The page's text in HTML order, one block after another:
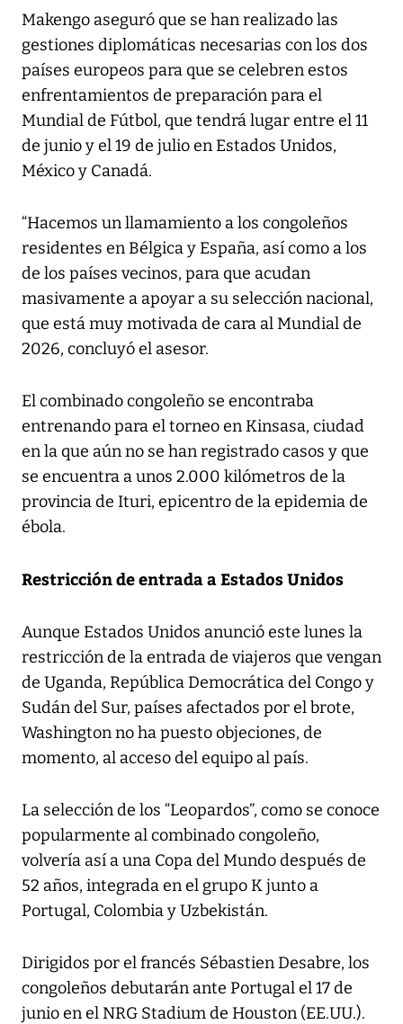
Makengo aseguró que se han realizado las
gestiones diplomáticas necesarias con los dos
países europeos para que se celebren estos
enfrentamientos de preparación para el
Mundial de Fútbol, que tendrá lugar entre el 11
de junio y el 19 de julio en Estados Unidos,
México y Canadá.
“Hacemos un llamamiento a los congoleños
residentes en Bélgica y España, así como a los
de los países vecinos, para que acudan
masivamente a apoyar a su selección nacional,
que está muy motivada de cara al Mundial de
2026, concluyó el asesor.
El combinado congoleño se encontraba
entrenando para el torneo en Kinsasa, ciudad
en la que aún no se han registrado casos y que
se encuentra a unos 2.000 kilómetros de la
provincia de Ituri, epicentro de la epidemia de
ébola.
Restricción de entrada a Estados Unidos
Aunque Estados Unidos anunció este lunes la
restricción de la entrada de viajeros que vengan
de Uganda, República Democrática del Congo y
Sudán del Sur, países afectados por el brote,
Washington no ha puesto objeciones, de
momento, al acceso del equipo al país.
La selección de los “Leopardos”, como se conoce
popularmente al combinado congoleño,
volvería así a una Copa del Mundo después de
52 años, integrada en el grupo K junto a
Portugal, Colombia y Uzbekistán.
Dirigidos por el francés Sébastien Desabre, los
congoleños debutarán ante Portugal el 17 de
junio en el NRG Stadium de Houston (EE.UU.).